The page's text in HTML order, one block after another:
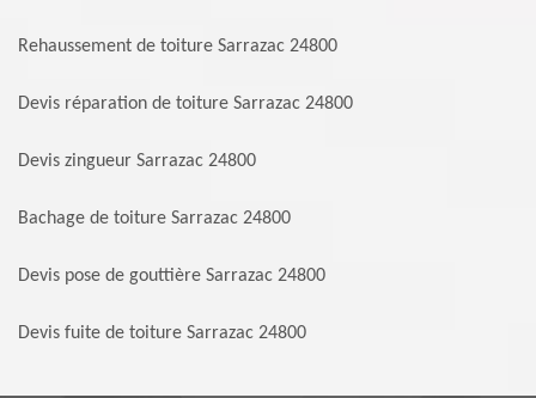
Rehaussement de toiture Sarrazac 24800
Devis réparation de toiture Sarrazac 24800
Devis zingueur Sarrazac 24800
Bachage de toiture Sarrazac 24800
Devis pose de gouttière Sarrazac 24800
Devis fuite de toiture Sarrazac 24800